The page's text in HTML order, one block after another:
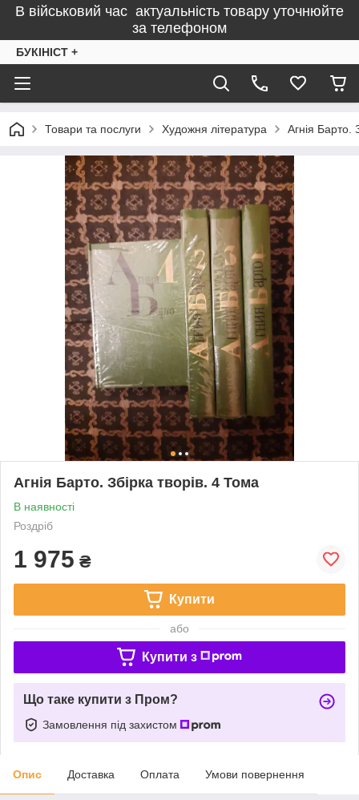
В військовий час актуальність товару уточнюйте
за телефоном
БУКІНІСТ +
Товари та послуги Художня література Агнія Барто.
Агнія Барто. Збірка творів. 4 Тома
В наявності
Роздріб
1 975 ₴
Купити
або
Купити з
Що таке купити з Пром?
Замовлення під захистом
Опис Доставка Оплата Умови повернення